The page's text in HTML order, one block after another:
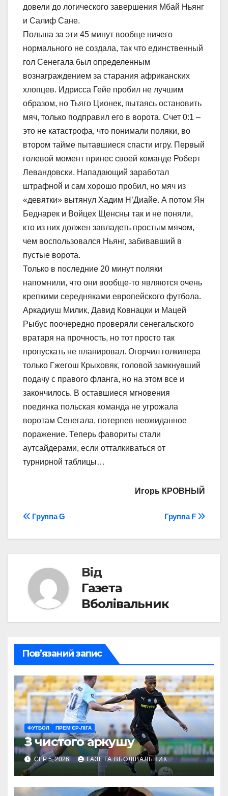
довели до логического завершения Мбай Ньянг
и Салиф Сане.
Польша за эти 45 минут вообще ничего
нормального не создала, так что единственный
гол Сенегала был определенным
вознаграждением за старания африканских
хлопцев. Идрисса Гейе пробил не лучшим
образом, но Тьяго Ционек, пытаясь остановить
мяч, только подправил его в ворота. Счет 0:1 –
это не катастрофа, что понимали поляки, во
втором тайме пытавшиеся спасти игру. Первый
голевой момент принес своей команде Роберт
Левандовски. Нападающий заработал
штрафной и сам хорошо пробил, но мяч из
«девятки» вытянул Хадим Н’Диайе. А потом Ян
Беднарек и Войцех Щенсны так и не поняли,
кто из них должен завладеть простым мячом,
чем воспользовался Ньянг, забивавший в
пустые ворота.
Только в последние 20 минут поляки
напомнили, что они вообще-то являются очень
крепкими середняками европейского футбола.
Аркадиуш Милик, Давид Ковнацки и Мацей
Рыбус поочередно проверяли сенегальского
вратаря на прочность, но тот просто так
пропускать не планировал. Огорчил голкипера
только Гжегош Крыховяк, головой замкнувший
подачу с правого фланга, но на этом все и
закончилось. В оставшиеся мгновения
поединка польская команда не угрожала
воротам Сенегала, потерпев неожиданное
поражение. Теперь фавориты стали
аутсайдерами, если отталкиваться от
турнирной таблицы…
Игорь КРОВНЫЙ
Навігація
записів
Группа F
Группа G
Від
Газета
Вболівальник
Пов’язаний запис
ФУТБОЛ ПРЕМ’ЄР-ЛІГА
З чистого аркушу
СЕР 5, 2026 ГАЗЕТА ВБОЛІВАЛЬНИК